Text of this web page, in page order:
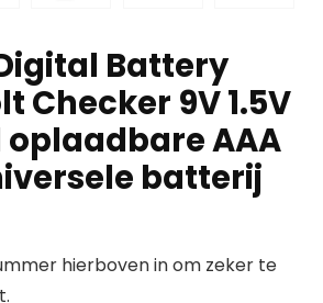
Battery
Checker 9V 1.5V
AAA
batterij
hierboven in om zeker te